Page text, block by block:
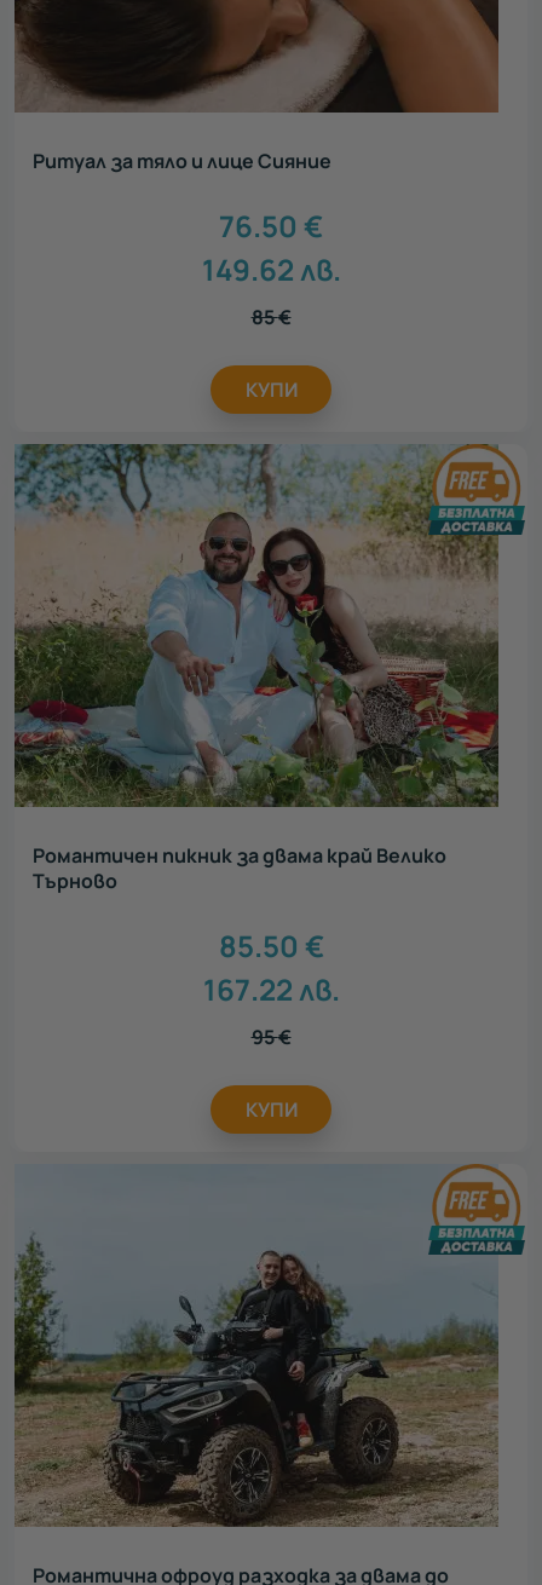
Ритуал за тяло и лице Сияние
76.50 €
149.62лв.
85€
КУПИ
Романтичен пикник за двама край Велико
Търново
85.50 €
167.22лв.
95€
КУПИ
Романтична офроуд разходка за двама до